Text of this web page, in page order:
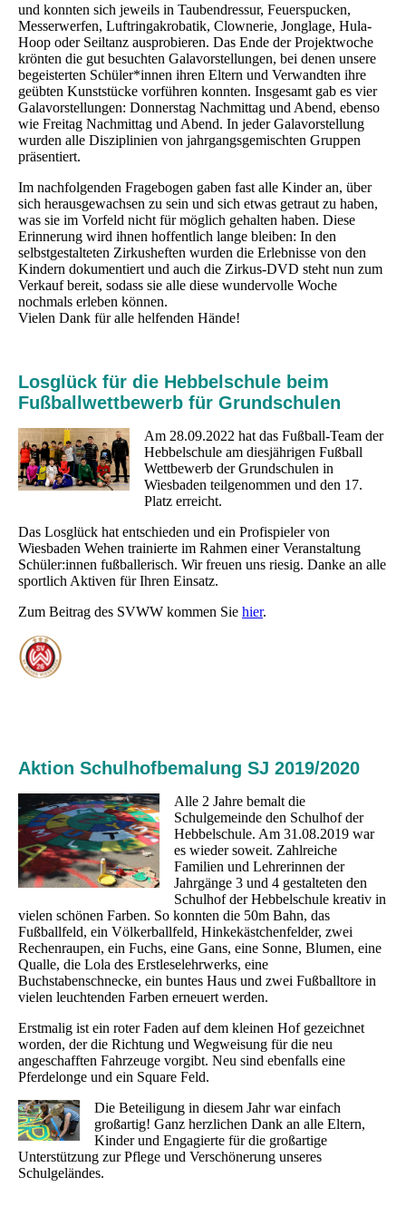
und konnten sich jeweils in Taubendressur, Feuerspucken,
Messerwerfen, Luftringakrobatik, Clownerie, Jonglage, Hula-
Hoop oder Seiltanz ausprobieren. Das Ende der Projektwoche
krönten die gut besuchten Galavorstellungen, bei denen unsere
begeisterten Schüler*innen ihren Eltern und Verwandten ihre
geübten Kunststücke vorführen konnten. Insgesamt gab es vier
Galavorstellungen: Donnerstag Nachmittag und Abend, ebenso
wie Freitag Nachmittag und Abend. In jeder Galavorstellung
wurden alle Disziplinien von jahrgangsgemischten Gruppen
präsentiert.
Im nachfolgenden Fragebogen gaben fast alle Kinder an, über
sich herausgewachsen zu sein und sich etwas getraut zu haben,
was sie im Vorfeld nicht für möglich gehalten haben. Diese
Erinnerung wird ihnen hoffentlich lange bleiben: In den
selbstgestalteten Zirkusheften wurden die Erlebnisse von den
Kindern dokumentiert und auch die Zirkus-DVD steht nun zum
Verkauf bereit, sodass sie alle diese wundervolle Woche
nochmals erleben können.
Vielen Dank für alle helfenden Hände!
Losglück für die Hebbelschule beim
Fußballwettbewerb für Grundschulen
Am 28.09.2022 hat das Fußball-Team der
Hebbelschule am diesjährigen Fußball
Wettbewerb der Grundschulen in
Wiesbaden teilgenommen und den 17.
Platz erreicht.
Das Losglück hat entschieden und ein Profispieler von
Wiesbaden Wehen trainierte im Rahmen einer Veranstaltung
Schüler:innen fußballerisch. Wir freuen uns riesig. Danke an alle
sportlich Aktiven für Ihren Einsatz.
Zum Beitrag des SVWW kommen Sie hier.
Aktion Schulhofbemalung SJ 2019/2020
Alle 2 Jahre bemalt die
Schulgemeinde den Schulhof der
Hebbelschule. Am 31.08.2019 war
es wieder soweit. Zahlreiche
Familien und Lehrerinnen der
Jahrgänge 3 und 4 gestalteten den
Schulhof der Hebbelschule kreativ in
vielen schönen Farben. So konnten die 50m Bahn, das
Fußballfeld, ein Völkerballfeld, Hinkekästchenfelder, zwei
Rechenraupen, ein Fuchs, eine Gans, eine Sonne, Blumen, eine
Qualle, die Lola des Erstleselehrwerks, eine
Buchstabenschnecke, ein buntes Haus und zwei Fußballtore in
vielen leuchtenden Farben erneuert werden.
Erstmalig ist ein roter Faden auf dem kleinen Hof gezeichnet
worden, der die Richtung und Wegweisung für die neu
angeschafften Fahrzeuge vorgibt. Neu sind ebenfalls eine
Pferdelonge und ein Square Feld.
Die Beteiligung in diesem Jahr war einfach
großartig! Ganz herzlichen Dank an alle Eltern,
Kinder und Engagierte für die großartige
Unterstützung zur Pflege und Verschönerung unseres
Schulgeländes.